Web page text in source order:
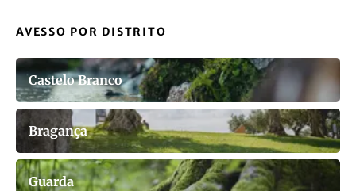
AVESSO POR DISTRITO
Castelo Branco
Bragança
Guarda